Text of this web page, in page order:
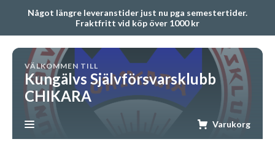
Något längre leveranstider just nu pga semestertider.
Fraktfritt vid köp över 1000 kr
VÄLKOMMEN TILL
Kungälvs Självförsvarsklubb
CHIKARA
Varukorg